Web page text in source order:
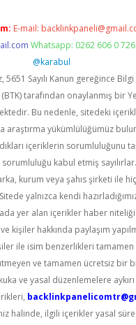
E-mail:
Whatsapp: 0262 606 0 726
@karabul
5651 Sayılı Kanun gereğince
tarafından onaylanmış bir
Bu nedenle, sitedeki
araştırma yükümlülüğümüz
içeriklerin sorumluluğunu
kabul etmiş
kurum veya şahıs şirketi ile
yalnızca kendi
yer alan içerikler haber
kişiler hakkında paylaşım
ile isim benzerlikleri
ve tamamen ücretsiz bir
ve yasal düzenlemelere
halinde, ilgili içerikler yasal